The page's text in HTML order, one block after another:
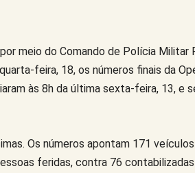
meio do Comando de Polícia Militar
feira, 18, os números finais da
às 8h da última sexta-feira, 13, e
Os números apontam 171
feridas, contra 76